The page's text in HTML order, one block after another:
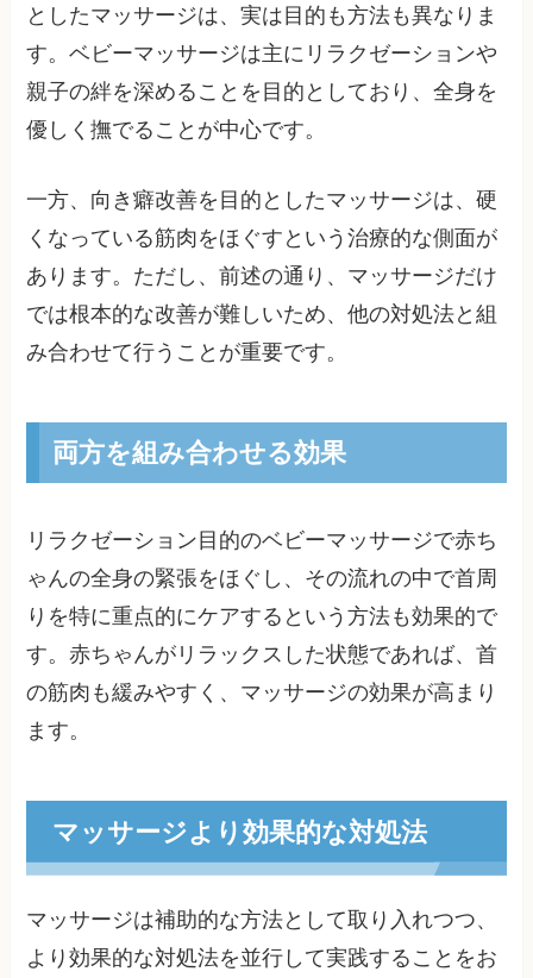
としたマッサージは、実は目的も方法も異なりま
す。ベビーマッサージは主にリラクゼーションや
親子の絆を深めることを目的としており、全身を
優しく撫でることが中心です。
一方、向き癖改善を目的としたマッサージは、硬
くなっている筋肉をほぐすという治療的な側面が
あります。ただし、前述の通り、マッサージだけ
では根本的な改善が難しいため、他の対処法と組
み合わせて行うことが重要です。
両方を組み合わせる効果
リラクゼーション目的のベビーマッサージで赤ち
ゃんの全身の緊張をほぐし、その流れの中で首周
りを特に重点的にケアするという方法も効果的で
す。赤ちゃんがリラックスした状態であれば、首
の筋肉も緩みやすく、マッサージの効果が高まり
ます。
マッサージより効果的な対処法
マッサージは補助的な方法として取り入れつつ、
より効果的な対処法を並行して実践することをお